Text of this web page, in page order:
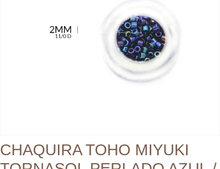
CHAQUIRA TOHO MIYUKI